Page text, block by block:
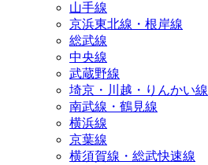
山手線
京浜東北線・根岸線
総武線
中央線
武蔵野線
埼京・川越・りんかい線
南武線・鶴見線
横浜線
京葉線
横須賀線・総武快速線